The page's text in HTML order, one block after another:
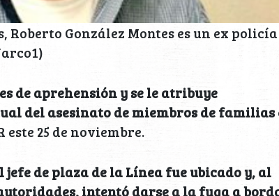
Roberto González Montes es un ex policía
de aprehensión y se le atribuye
del asesinato de miembros de familias
este 25 de noviembre.
jefe de plaza de la Línea fue ubicado y, al
intentó darse a la fuga a